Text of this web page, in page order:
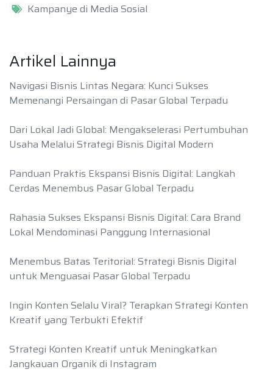
Kampanye di Media Sosial
Artikel Lainnya
Navigasi Bisnis Lintas Negara: Kunci Sukses
Memenangi Persaingan di Pasar Global Terpadu
Dari Lokal Jadi Global: Mengakselerasi Pertumbuhan
Usaha Melalui Strategi Bisnis Digital Modern
Panduan Praktis Ekspansi Bisnis Digital: Langkah
Cerdas Menembus Pasar Global Terpadu
Rahasia Sukses Ekspansi Bisnis Digital: Cara Brand
Lokal Mendominasi Panggung Internasional
Menembus Batas Teritorial: Strategi Bisnis Digital
untuk Menguasai Pasar Global Terpadu
Ingin Konten Selalu Viral? Terapkan Strategi Konten
Kreatif yang Terbukti Efektif
Strategi Konten Kreatif untuk Meningkatkan
Jangkauan Organik di Instagram